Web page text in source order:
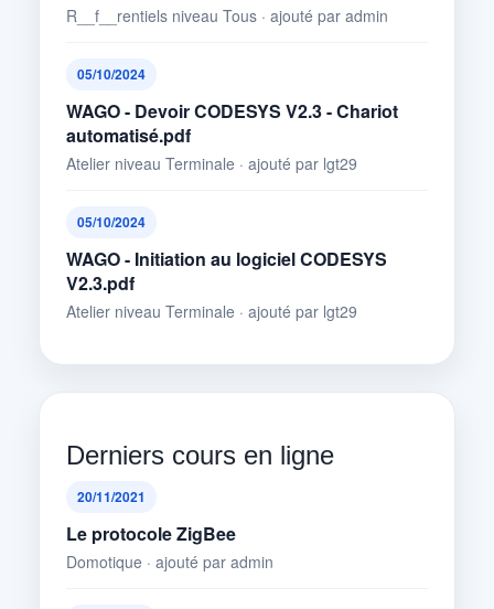
R__f__rentiels niveau Tous · ajouté par admin
05/10/2024
WAGO - Devoir CODESYS V2.3 - Chariot
automatisé.pdf
Atelier niveau Terminale · ajouté par lgt29
05/10/2024
WAGO - Initiation au logiciel CODESYS
V2.3.pdf
Atelier niveau Terminale · ajouté par lgt29
Derniers cours en ligne
20/11/2021
Le protocole ZigBee
Domotique · ajouté par admin